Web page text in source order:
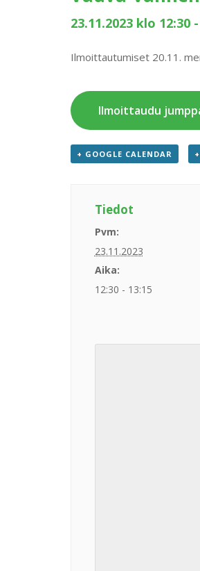
23.11.2023 klo 12:30 -
Ilmoittautumiset 20.11.
Ilmoittaudu
+ GOOGLE CALENDAR
Tiedot
Pvm:
23.11.2023
Aika:
12:30 - 13:15